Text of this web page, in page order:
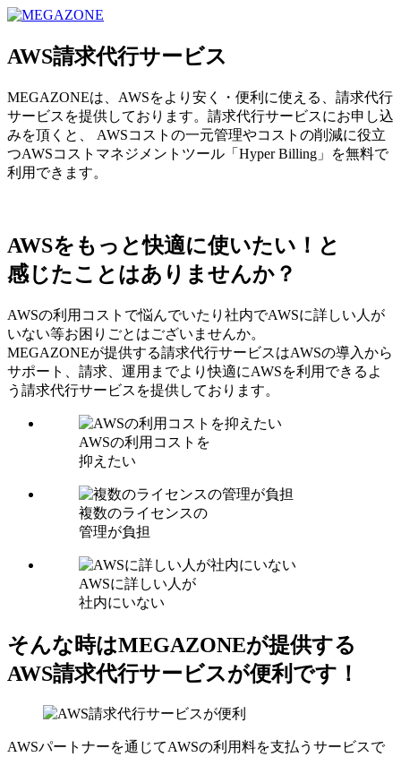
AWS請求代行サービス
MEGAZONEは、AWSをより安く・便利に使える、請求代行
サービスを提供しております。請求代行サービスにお申し込
みを頂くと、 AWSコストの一元管理やコストの削減に役立
つAWSコストマネジメントツール「Hyper Billing」を無料で
利用できます。
AWSをもっと快適に使いたい！と
感じたことはありませんか？
AWSの利用コストで悩んでいたり社内でAWSに詳しい人が
いない等お困りごとはございませんか。
MEGAZONEが提供する請求代行サービスはAWSの導入から
サポート、請求、運用までより快適にAWSを利用できるよ
う請求代行サービスを提供しております。
AWSの利用コストを
抑えたい
複数のライセンスの
管理が負担
AWSに詳しい人が
社内にいない
そんな時はMEGAZONEが提供する
AWS請求代行サービスが便利です！
AWSパートナーを通じてAWSの利用料を支払うサービスで